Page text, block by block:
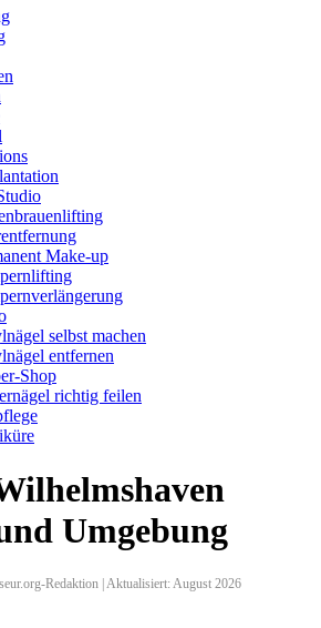
Make-up
selbst machen
entfernen
Shop
richtig feilen
Umgebung
Redaktion | Aktualisiert: August 2026